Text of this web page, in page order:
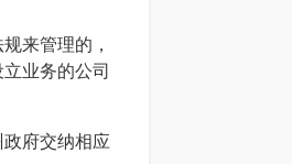
来管理的，
业务的公司
府交纳相应